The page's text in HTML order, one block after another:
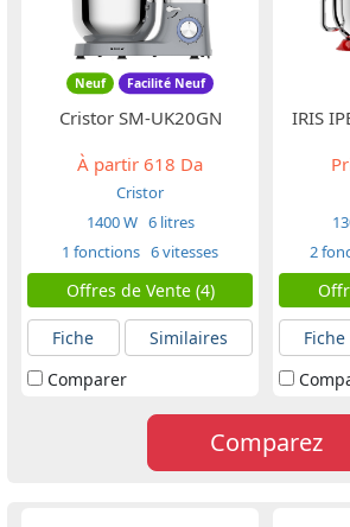
Neuf Facilité Neuf
Cristor SM-UK20GN
À partir 618 Da
Cristor
1400 W 6 litres
1 fonctions 6 vitesses
Offres de Vente (4)
Fiche
Similaires
Comparer
IRIS
2
Fiche
Comparez